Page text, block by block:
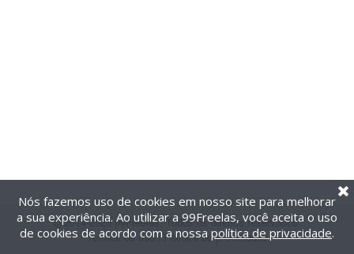
@2014-2026 99Freelas. Todos os direitos reservados.
Termos de uso| Política de privacidade
Nós fazemos uso de cookies em nosso site para melhorar
a sua experiência. Ao utilizar a 99Freelas, você aceita o uso
de cookies de acordo com a nossa política de privacidade.